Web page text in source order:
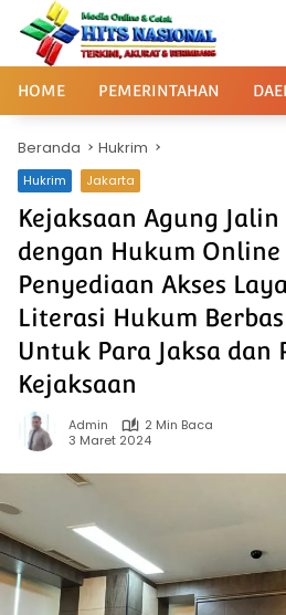
Langsung
konten
HOME PEMERINTAHAN
Beranda Hukrim
Hukrim Jakarta
Kejaksaan Agung Jalin
dengan Hukum
Penyediaan Akses
Literasi Hukum
Untuk Para Jaksa dan
Kejaksaan
Admin
2 Min Baca
3 Maret 2024